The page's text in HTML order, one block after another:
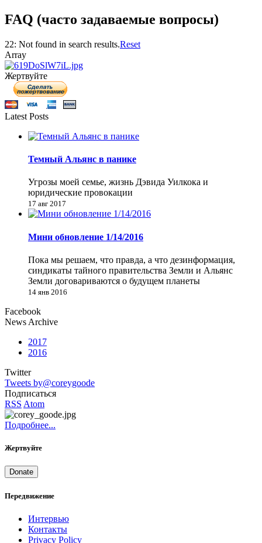
FAQ (часто задаваемые вопросы)
22: Not found in search results.Reset
Array
Жертвуйте
Latest Posts
Темный Альянс в панике
Угрозы моей семье, жизнь Дэвида Уилкока и
юридические провокации
17 авг 2017
Мини обновление 1/14/2016
Пока мы решаем, что правда, а что дезинформация,
синдикаты тайного правительства Земли и Альянс
Земли договариваются о будущем планеты
14 янв 2016
Facebook
News Archive
2017
2016
Twitter
Tweets by@coreygoode
Подписаться
RSS Atom
Подробнее...
Жертвуйте
Donate
Передвижение
Интервью
Контакты
Privacy Policy